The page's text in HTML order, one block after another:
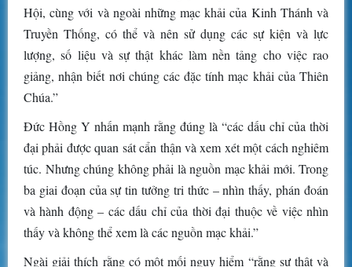
Hội, cùng với và ngoài những mạc khải của Kinh Thánh và
Truyền Thống, có thể và nên sử dụng các sự kiện và lực
lượng, số liệu và sự thật khác làm nền tảng cho việc rao
giảng, nhận biết nơi chúng các đặc tính mạc khải của Thiên
Chúa.”
Đức Hồng Y nhấn mạnh rằng đúng là “các dấu chỉ của thời
đại phải được quan sát cẩn thận và xem xét một cách nghiêm
túc. Nhưng chúng không phải là nguồn mạc khải mới. Trong
ba giai đoạn của sự tin tưởng tri thức – nhìn thấy, phán đoán
và hành động – các dấu chỉ của thời đại thuộc về việc nhìn
thấy và không thể xem là các nguồn mạc khải.”
Ngài giải thích rằng có một mối nguy hiểm “rằng sự thật và